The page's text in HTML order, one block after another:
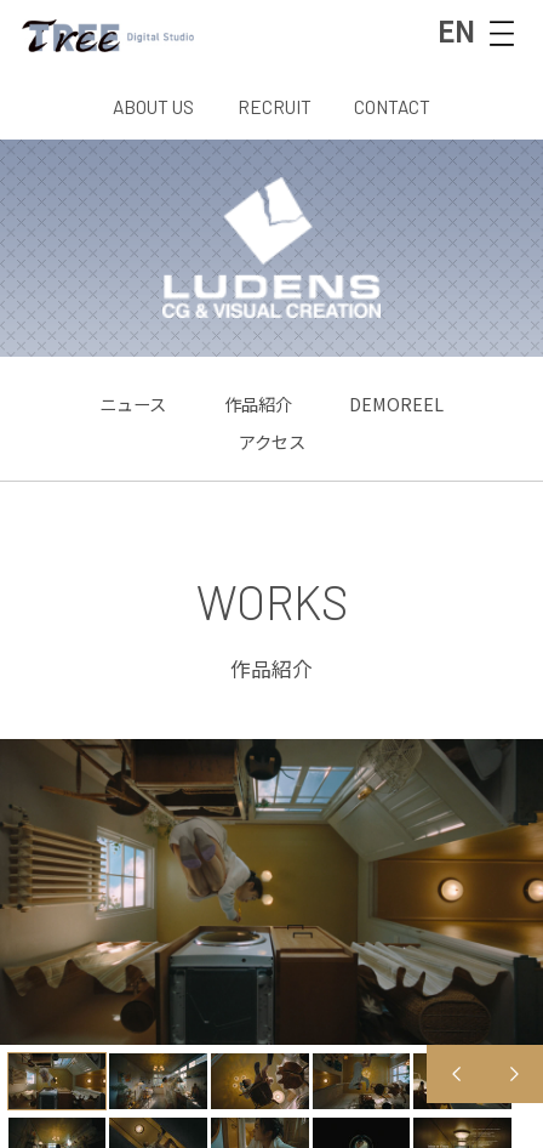
EN
ABOUT US RECRUIT CONTACT
ニュース 作品紹介
DEMOREEL
アクセス
WORKS
作品紹介